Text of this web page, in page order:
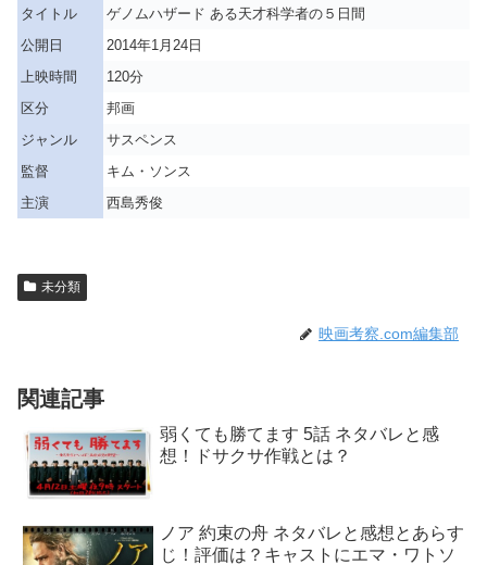
タイトル
ゲノムハザード ある天才科学者の５日間
公開日
2014年1月24日
上映時間
120分
区分
邦画
ジャンル
サスペンス
監督
キム・ソンス
主演
西島秀俊
未分類
映画考察.com編集部
関連記事
弱くても勝てます 5話 ネタバレと感
想！ドサクサ作戦とは？
ノア 約束の舟 ネタバレと感想とあらす
じ！評価は？キャストにエマ・ワトソ